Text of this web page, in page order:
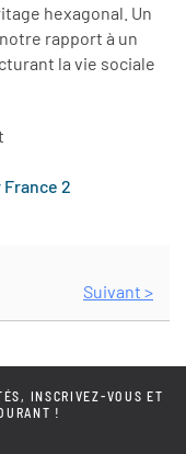
hexagonal. Un
rapport à un
la vie sociale
2
Suivant >
INSCRIVEZ-VOUS ET
!